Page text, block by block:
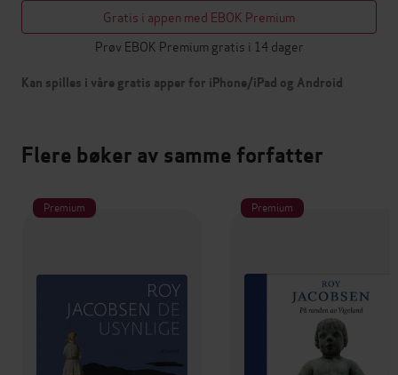
Gratis i appen med EBOK Premium
Prøv EBOK Premium gratis i 14 dager
Kan spilles i våre gratis apper for iPhone/iPad og Android
Flere bøker av samme forfatter
Premium Premium